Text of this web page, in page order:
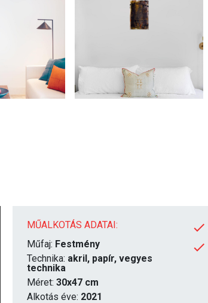
MŰALKOTÁS ADATAI:
Műfaj: Festmény
Technika: akril, papír, vegyes
technika
Méret: 30x47 cm
Alkotás éve: 2021